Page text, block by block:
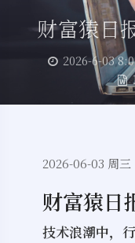
财富猿日
2026-6-03
2026-06-03 周三
财富猿日
技术浪潮中，